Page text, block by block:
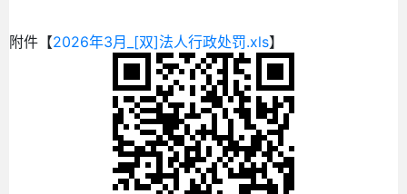
附件【2026年3月_[双]法人行政处罚.xls】